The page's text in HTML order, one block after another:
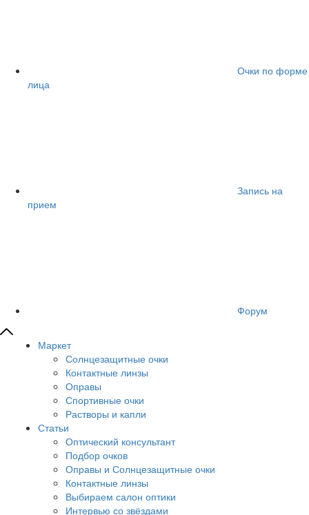
Очки по форме
лица
Запись на
прием
Форум
Маркет
Солнцезащитные очки
Контактные линзы
Оправы
Спортивные очки
Растворы и капли
Статьи
Оптический консультант
Подбор очков
Оправы и Солнцезащитные очки
Контактные линзы
Выбираем салон оптики
Интервью со звёздами